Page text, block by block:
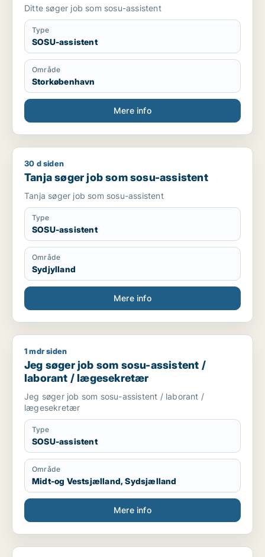
Ditte søger job som sosu-assistent
Type
SOSU-assistent
Område
Storkøbenhavn
Mere info
Tanja søger job som sosu-assistent
30 d siden
Tanja søger job som sosu-assistent
Tanja søger job som sosu-assistent
Type
SOSU-assistent
Område
Sydjylland
Mere info
Jeg søger job som sosu-assistent / laborant / lægesekretær
1 mdr siden
Jeg søger job som sosu-assistent /
laborant / lægesekretær
Jeg søger job som sosu-assistent / laborant /
lægesekretær
Type
SOSU-assistent
Område
Midt-og Vestsjælland, Sydsjælland
Mere info